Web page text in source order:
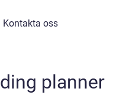
Kontakta oss
planner